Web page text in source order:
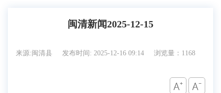
闽清新闻2025-12-15
来源:闽清县 发布时间: 2025-12-16 09:14 浏览量：1168